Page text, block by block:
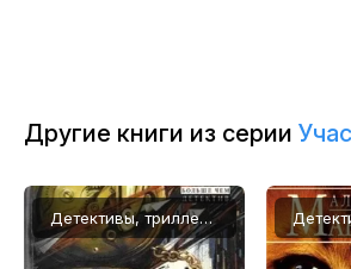
11
13
14
Другие книги из серии
Детективы, триллеры